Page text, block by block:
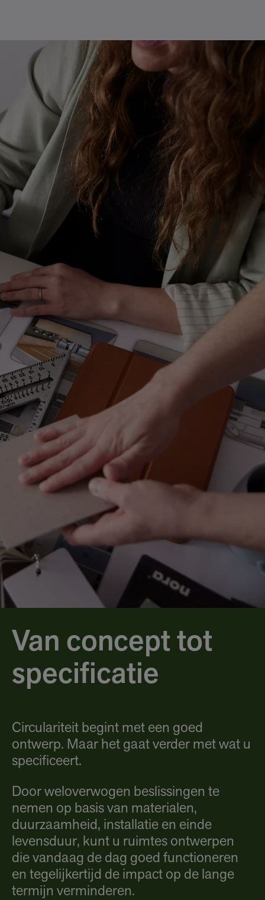
Van concept tot
specificatie
Circulariteit begint met een goed
ontwerp. Maar het gaat verder met wat u
specificeert.
Door weloverwogen beslissingen te
nemen op basis van materialen,
duurzaamheid, installatie en einde
levensduur, kunt u ruimtes ontwerpen
die vandaag de dag goed functioneren
en tegelijkertijd de impact op de lange
termijn verminderen.